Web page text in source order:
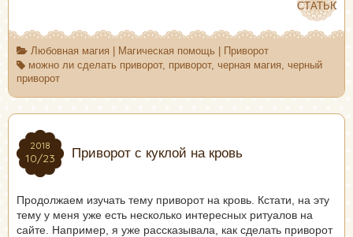
СТАТЬЮ
СТАТЬЮ
Любовная магия Магическая помощь
Приворот
можно ли сделать приворот, приворот, черная магия
черный
приворот
2018
10/23
2018
10/23 Приворот с куклой на кровь
Продолжаем изучать тему приворот на кровь. Кстати, на эту
тему у меня уже есть несколько интересных ритуалов на
сайте. Например, я уже рассказывала, как сделать приворот